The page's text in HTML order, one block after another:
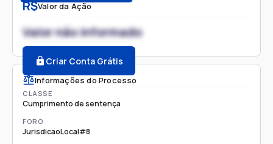
R$Valor da Ação
Valor não informado
Criar Conta Grátis
Informações do Processo
CLASSE
Cumprimento de sentença
FORO
JurisdicaoLocal#8